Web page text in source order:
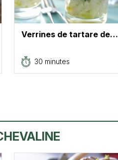
Verrines de tartare de…
30 minutes